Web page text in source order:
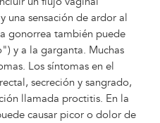
una sensación de ardor al
gonorrea también puede
y a la garganta. Muchas
Los síntomas en el
secreción y sangrado,
llamada proctitis. En la
causar picor o dolor de